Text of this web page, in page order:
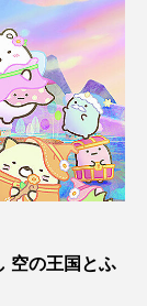
空の王国とふ